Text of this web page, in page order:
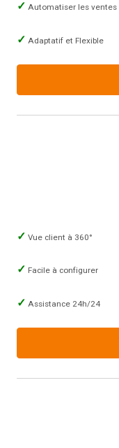
Automatiser les ventes
Adaptatif et Flexible
Vue client à 360°
Facile à configurer
Assistance 24h/24